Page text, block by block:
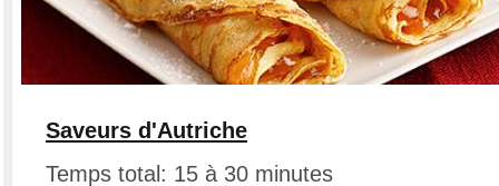
Saveurs d'Autriche
Temps total: 15 à 30 minutes